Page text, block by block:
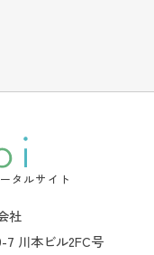
タルサイト
社
7 川本ビル2FC号